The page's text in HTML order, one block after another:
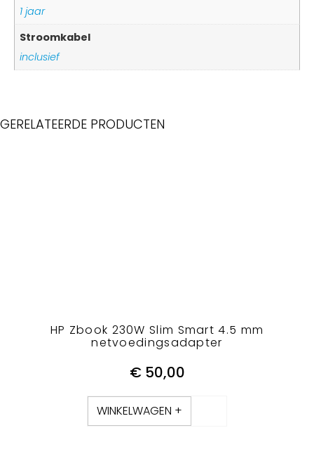
1 jaar
Stroomkabel
inclusief
GERELATEERDE PRODUCTEN
HP Zbook 230W Slim Smart 4.5 mm
netvoedingsadapter
€50,00
WINKELWAGEN +